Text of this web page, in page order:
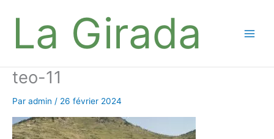
La Girada
teo-11
Par admin / 26 février 2024